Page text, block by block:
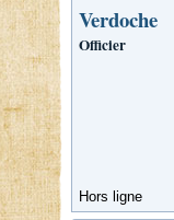
Verdoche
Officier
Hors ligne